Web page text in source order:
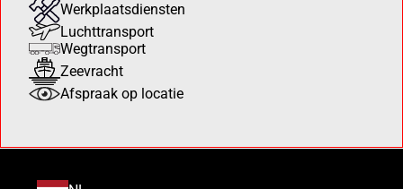
Werkplaatsdiensten
Luchttransport
Wegtransport
Zeevracht
Afspraak op locatie